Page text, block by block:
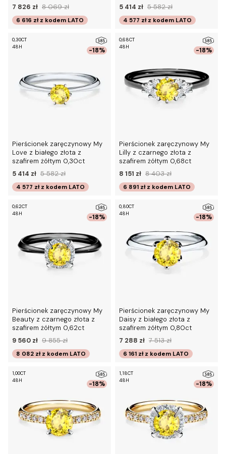
7 826 zł 8 069 zł
6 616 zł z kodem LATO
5 414 zł 5 582 zł
4 577 zł z kodem LATO
-18%
0,30CT
48H
Pierścionek zaręczynowy My
Love z białego złota z
szafirem żółtym 0,30ct
5 414 zł 5 582 zł
4 577 zł z kodem LATO
-18%
0,68CT
48H
Pierścionek zaręczynowy My
Lilly z czarnego złota z
szafirem żółtym 0,68ct
8 151 zł 8 403 zł
6 891 zł z kodem LATO
-18%
0,62CT
48H
Pierścionek zaręczynowy My
Beauty z czarnego złota z
szafirem żółtym 0,62ct
9 560 zł 9 855 zł
8 082 zł z kodem LATO
-18%
0,80CT
48H
Pierścionek zaręczynowy My
Daisy z białego złota z
szafirem żółtym 0,80ct
7 288 zł 7 513 zł
6 161 zł z kodem LATO
-18%
1,00CT
48H
-18%
1,18CT
48H